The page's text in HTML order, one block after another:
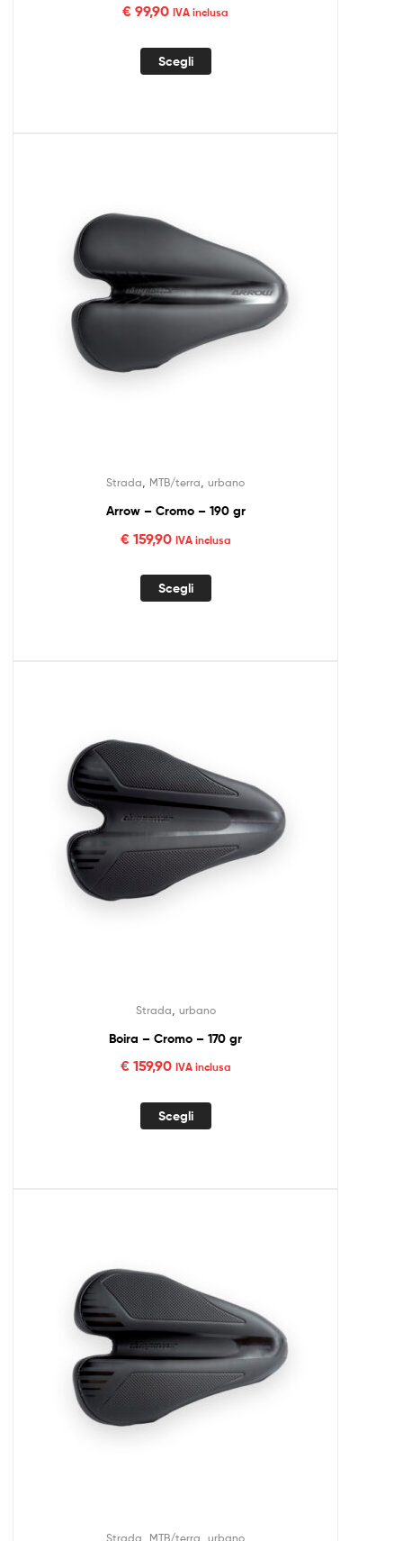
€ 99,90 IVA inclusa
Scegli
Strada MTB/terra urbano
Arrow – Cromo – 190 gr
€159,90 IVA inclusa
Scegli
Strada urbano
Boira – Cromo – 170 gr
€159,90 IVA inclusa
Scegli
Strada MTB/terra urbano